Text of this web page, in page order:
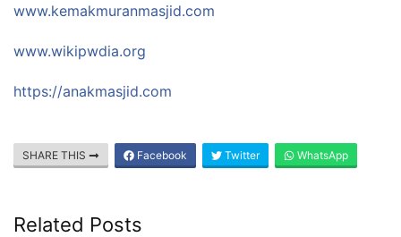
www.kemakmuranmasjid.com
www.wikipwdia.org
https://anakmasjid.com
SHARE THIS Facebook Twitter WhatsApp
Related Posts